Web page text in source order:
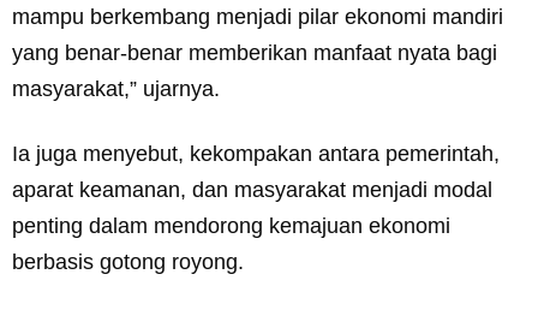
mampu berkembang menjadi pilar ekonomi mandiri
yang benar-benar memberikan manfaat nyata bagi
masyarakat,” ujarnya.
Ia juga menyebut, kekompakan antara pemerintah,
aparat keamanan, dan masyarakat menjadi modal
penting dalam mendorong kemajuan ekonomi
berbasis gotong royong.